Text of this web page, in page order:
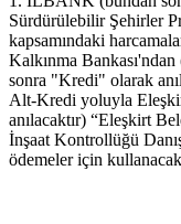
Sürdürülebilir Şehirler
kapsamındaki
Kalkınma
sonra "Kredi" olarak
Alt-Kredi yoluyla
anılacaktır) “Eleşkirt
İnşaat Kontrollüğü
ödemeler için